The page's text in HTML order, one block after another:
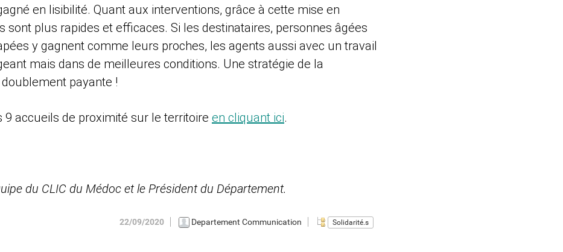
en lisibilité. Quant aux interventions, grâce à cette mise en
sont plus rapides et efficaces. Si les destinataires, personnes âgées
y gagnent comme leurs proches, les agents aussi avec un travail
mais dans de meilleures conditions. Une stratégie de la
payante !
9 accueils de proximité sur le territoire en cliquant ici.
du CLIC du Médoc et le Président du Département.
22/09/2020 Departement Communication Solidarité.s